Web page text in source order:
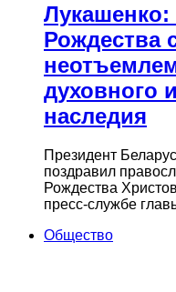
Лукашенко:
Рождества
духовного
наследия
Президент
поздравил
Рождества
пресс‑службе
Общество